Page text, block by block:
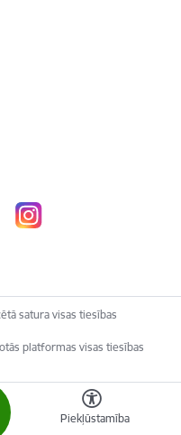
Piekļūstamība
satura visas tiesības
platformas visas tiesības